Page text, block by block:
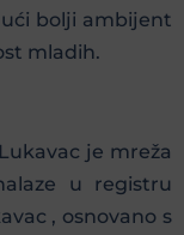
bolji ambijent
mladih.
je mreža
u registru
, osnovano s